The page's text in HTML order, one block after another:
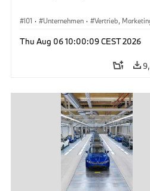
I01 · Unternehmen · Vertrieb,
Thu Aug 06 10:00:09 CEST 2026